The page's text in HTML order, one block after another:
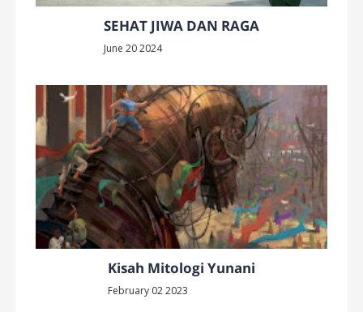
SEHAT JIWA DAN RAGA
June 20 2024
Kisah Mitologi Yunani
February 02 2023